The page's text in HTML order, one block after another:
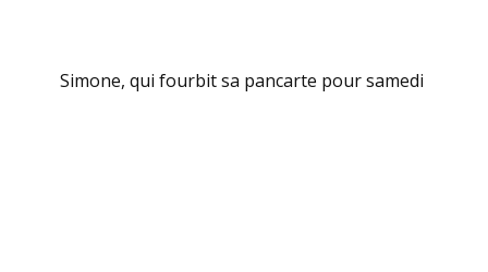
Simone, qui fourbit sa pancarte pour samedi